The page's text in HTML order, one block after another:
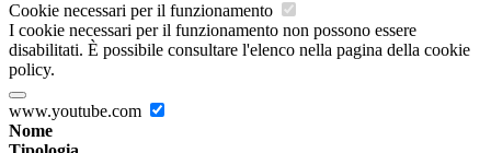
Cookie necessari per il funzionamento
I cookie necessari per il funzionamento non possono essere
disabilitati. È possibile consultare l'elenco nella pagina della cookie
policy.
www.youtube.com
Nome